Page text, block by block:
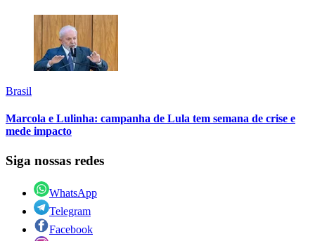
Brasil
Marcola e Lulinha: campanha de Lula tem semana de crise e
mede impacto
Siga nossas redes
WhatsApp
Telegram
Facebook